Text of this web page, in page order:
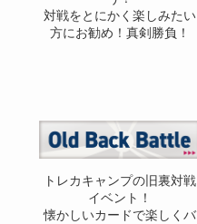
対戦をとにかく楽しみたい
方にお勧め！真剣勝負！
トレカキャンプの旧裏対戦
イベント！
懐かしいカードで楽しくバ